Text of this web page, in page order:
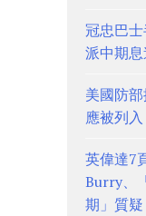
冠忠巴
派中期
美國防
應被列
英偉達7
Burry、
期」質疑